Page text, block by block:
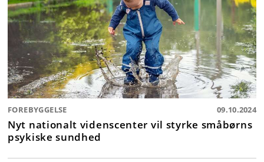
FOREBYGGELSE 09.10.2024
Nyt nationalt videnscenter vil styrke småbørns
psykiske sundhed